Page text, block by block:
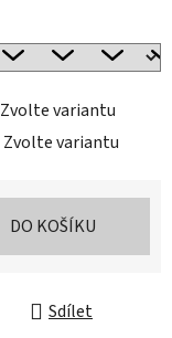
Zvolte variantu
Zvolte variantu
DO KOŠÍKU
Sdílet